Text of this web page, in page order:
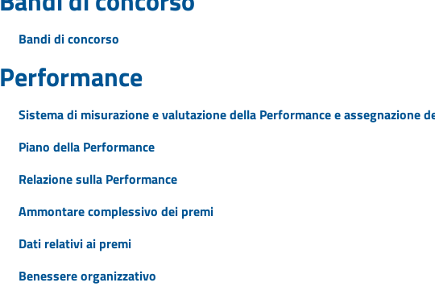
Bandi di concorso
Performance
Sistema di misurazione e valutazione della Performance e assegnazione
Piano della Performance
Relazione sulla Performance
Ammontare complessivo dei premi
Dati relativi ai premi
Benessere organizzativo